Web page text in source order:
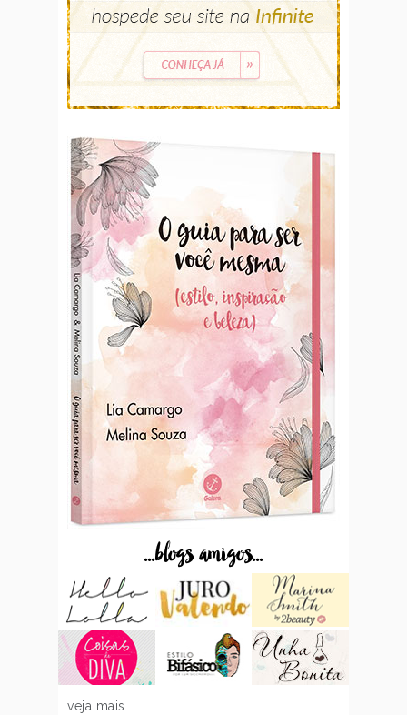
...blogs amigos...
veja mais...